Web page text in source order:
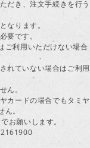
だき、注文手続きを行う
なります。
要です。
ご利用いただけない場合
れていない場合はご利用
ん。
カードの場合でもタミヤ
。
お願いします。